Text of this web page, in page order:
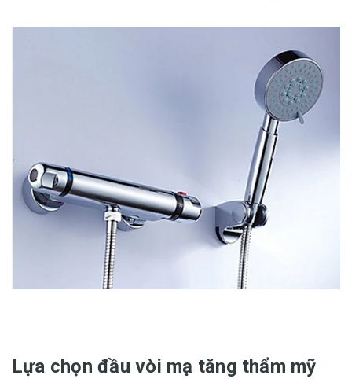
Lựa chọn đầu vòi mạ tăng thẩm mỹ